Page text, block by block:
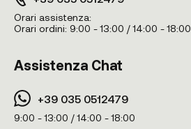
Orari assistenza:
Orari ordini: 9:00 - 13:00 / 14:00 - 18:00
Assistenza Chat
+39 035 0512479
9:00 - 13:00 / 14:00 - 18:00